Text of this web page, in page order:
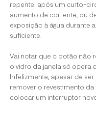
repente: após um curto-
aumento de corrente, ou
exposição à água durante
suficiente.
Vai notar que o botão não
o vidro da janela só opera
Infelizmente, apesar de
remover o revestimento
colocar um interruptor